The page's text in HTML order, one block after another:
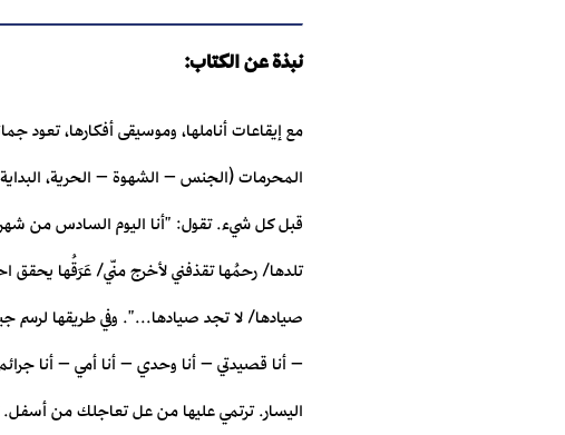
نبذة عن الكتاب:
مع إيقاعات أناملها، وموسيقى أفكارها،
المحرمات (الجنس – الشهوة – الحرية،
قبل كل شيء. تقول: "أنا اليوم السادس من
تلدها/ رحمُها تقذفني لأخرج منّي/ عَرَقُها يحقق
صيادها/ لا تجد صيادها...". وفي طريقها لرسم
– أنا قصيدتي – أنا وحدي – أنا أمي – أنا
اليسار. ترتمي عليها من عل تعاجلك من أسفل.